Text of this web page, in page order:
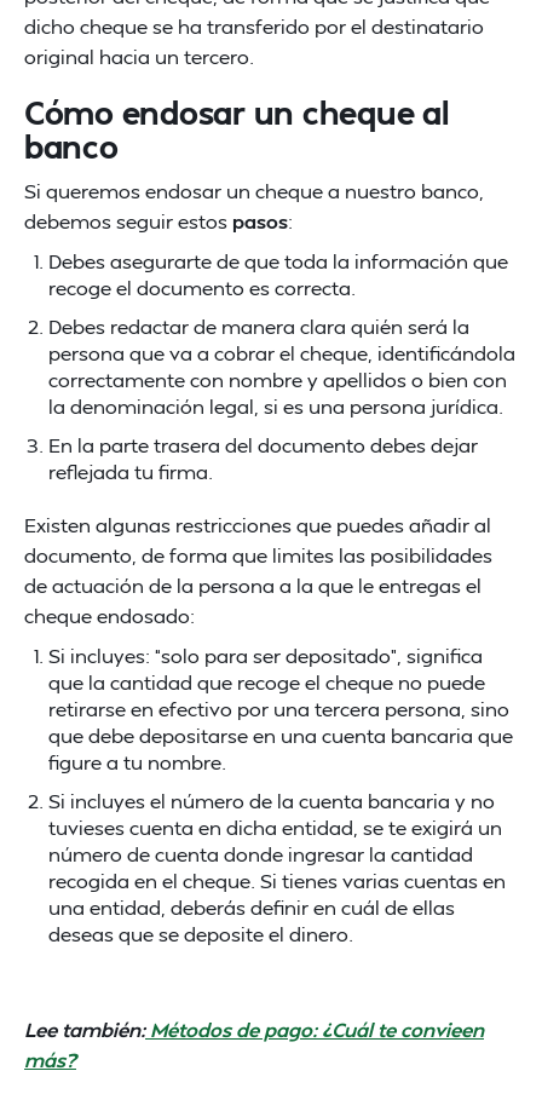
dicho cheque se ha transferido por el destinatario
original hacia un tercero.
Cómo endosar un cheque al
banco
Si queremos endosar un cheque a nuestro banco,
debemos seguir estos pasos:
Debes asegurarte de que toda la información que
recoge el documento es correcta.
Debes redactar de manera clara quién será la
persona que va a cobrar el cheque, identificándola
correctamente con nombre y apellidos o bien con
la denominación legal, si es una persona jurídica.
En la parte trasera del documento debes dejar
reflejada tu firma.
Existen algunas restricciones que puedes añadir al
documento, de forma que limites las posibilidades
de actuación de la persona a la que le entregas el
cheque endosado:
Si incluyes: “solo para ser depositado”, significa
que la cantidad que recoge el cheque no puede
retirarse en efectivo por una tercera persona, sino
que debe depositarse en una cuenta bancaria que
figure a tu nombre.
Si incluyes el número de la cuenta bancaria y no
tuvieses cuenta en dicha entidad, se te exigirá un
número de cuenta donde ingresar la cantidad
recogida en el cheque. Si tienes varias cuentas en
una entidad, deberás definir en cuál de ellas
deseas que se deposite el dinero.
Lee también:Métodos de pago: ¿Cuál te convieen
más?